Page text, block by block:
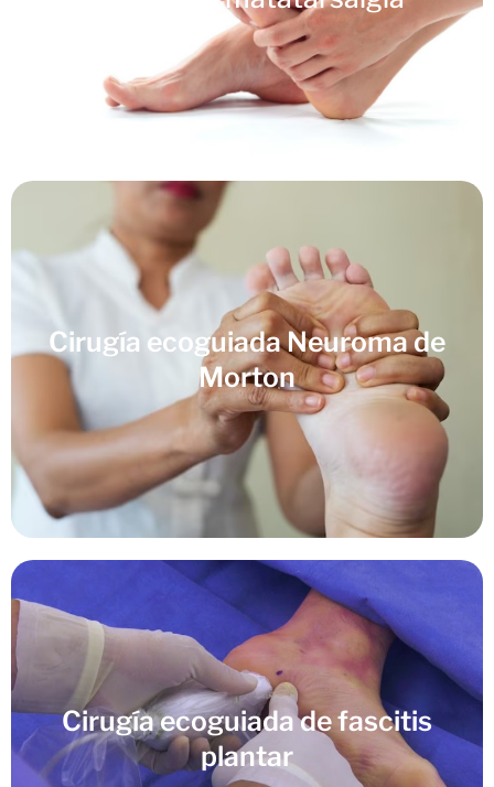
Cirugía ecoguiada Neuroma de
Morton
Cirugía ecoguiada de fascitis
plantar